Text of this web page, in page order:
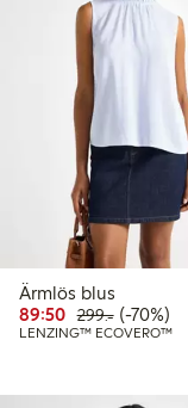
Ärmlös blus
89:50 Rabatterat
299:-70% rabatt
(-70%)
LENZING™ ECOVERO™